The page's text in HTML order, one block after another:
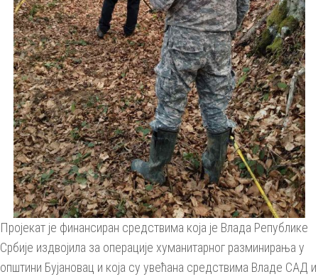
Пројекат је финансиран средствима која је Влада Републике
Србије издвојила за операције хуманитарног разминирања у
општини Бујановац и која су увећана средствима Владе САД и